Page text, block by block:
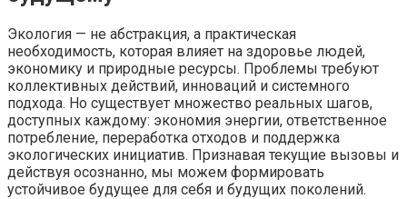
Экология — не абстракция, а практическая
необходимость, которая влияет на здоровье людей,
экономику и природные ресурсы. Проблемы требуют
коллективных действий, инноваций и системного
подхода. Но существует множество реальных шагов,
доступных каждому: экономия энергии, ответственное
потребление, переработка отходов и поддержка
экологических инициатив. Признавая текущие вызовы и
действуя осознанно, мы можем формировать
устойчивое будущее для себя и будущих поколений.